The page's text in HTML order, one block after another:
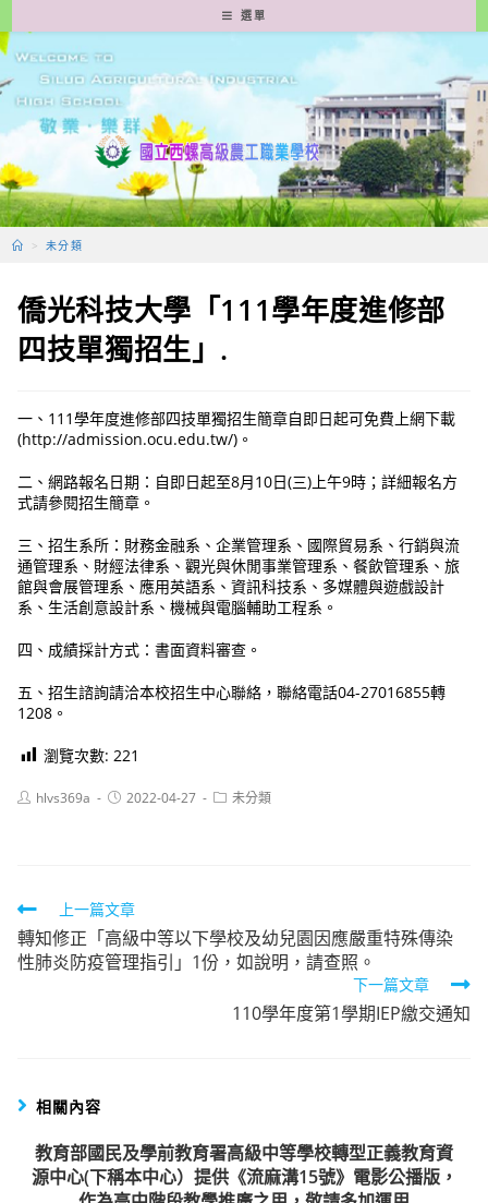
轉
至
要
容
選單
> 未分類
僑光科技大學「111學年度進修部
四技單獨招生」.
一、111學年度進修部四技單獨招生簡章自即日起可免費上網下載
(http://admission.ocu.edu.tw/)。
二、網路報名日期：自即日起至8月10日(三)上午9時；詳細報名方
式請參閱招生簡章。
三、招生系所：財務金融系、企業管理系、國際貿易系、行銷與流
通管理系、財經法律系、觀光與休閒事業管理系、餐飲管理系、旅
館與會展管理系、應用英語系、資訊科技系、多媒體與遊戲設計
系、生活創意設計系、機械與電腦輔助工程系。
四、成績採計方式：書面資料審查。
五、招生諮詢請洽本校招生中心聯絡，聯絡電話04-27016855轉
1208。
瀏覽次數: 221
Posthlvs369a
Post2022-04-27
Post未分類
Read
more
articles
上一篇文章
轉知修正「高級中等以下學校及幼兒園因應嚴重特殊傳染
性肺炎防疫管理指引」1份，如說明，請查照。
下一篇文章
110學年度第1學期IEP繳交通知
相關內容
教育部國民及學前教育署高級中等學校轉型正義教育資
源中心(下稱本中心）提供《流麻溝15號》電影公播版，